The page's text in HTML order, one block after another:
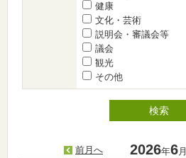
健康
文化・芸術
説明会・審議会等
議会
観光
その他
前月へ 2026年6月